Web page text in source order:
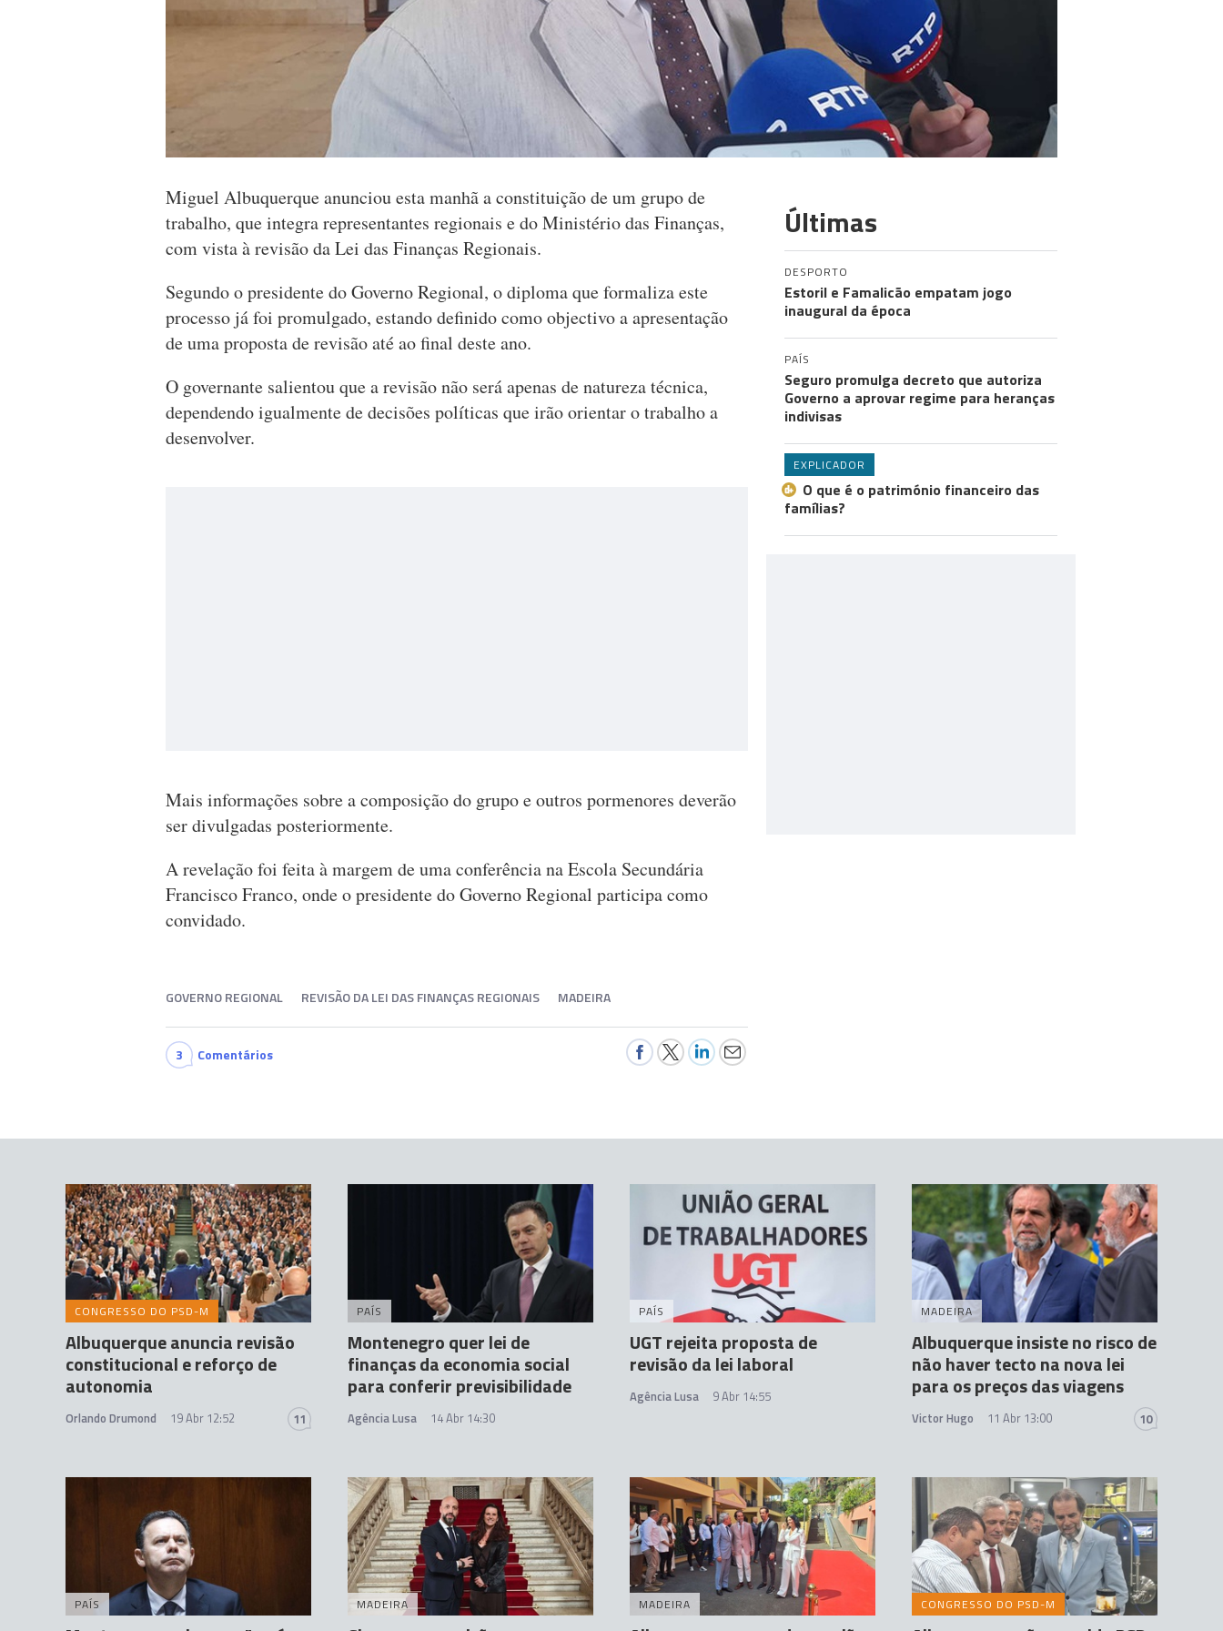
Miguel Albuquerque anunciou esta manhã a constituição de um grupo de
trabalho, que integra representantes regionais e do Ministério das Finanças,
com vista à revisão da Lei das Finanças Regionais.
Segundo o presidente do Governo Regional, o diploma que formaliza este
processo já foi promulgado, estando definido como objectivo a apresentação
de uma proposta de revisão até ao final deste ano.
O governante salientou que a revisão não será apenas de natureza técnica,
dependendo igualmente de decisões políticas que irão orientar o trabalho a
desenvolver.
Mais informações sobre a composição do grupo e outros pormenores deverão
ser divulgadas posteriormente.
A revelação foi feita à margem de uma conferência na Escola Secundária
Francisco Franco, onde o presidente do Governo Regional participa como
convidado.
GOVERNO REGIONAL REVISÃO DA LEI DAS FINANÇAS REGIONAIS MADEIRA
3 Comentários
Últimas
DESPORTO
Estoril e Famalicão empatam jogo
inaugural da época
PAÍS
Seguro promulga decreto que autoriza
Governo a aprovar regime para heranças
indivisas
EXPLICADOR
O que é o património financeiro das
famílias?
CONGRESSO DO PSD-M
Albuquerque anuncia revisão
constitucional e reforço de
autonomia
Orlando Drumond 19 Abr 12:52 11
PAÍS
Montenegro quer lei de
finanças da economia social
para conferir previsibilidade
Agência Lusa 14 Abr 14:30
PAÍS
UGT rejeita proposta de
revisão da lei laboral
Agência Lusa 9 Abr 14:55
MADEIRA
Albuquerque insiste no risco de
não haver tecto na nova lei
para os preços das viagens
Victor Hugo 11 Abr 13:00 10
PAÍS MADEIRA MADEIRA CONGRESSO DO PSD-M